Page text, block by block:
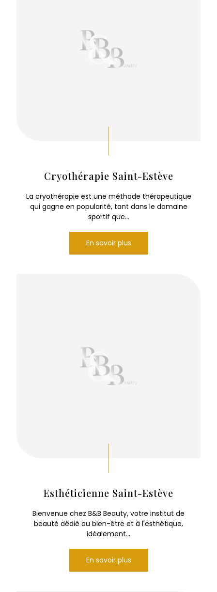
Cryothérapie Saint-Estève
La cryothérapie est une méthode thérapeutique
qui gagne en popularité, tant dans le domaine
sportif que...
En savoir plus
Esthéticienne Saint-Estève
Bienvenue chez B&B Beauty, votre institut de
beauté dédié au bien-être et à l'esthétique,
idéalement...
En savoir plus